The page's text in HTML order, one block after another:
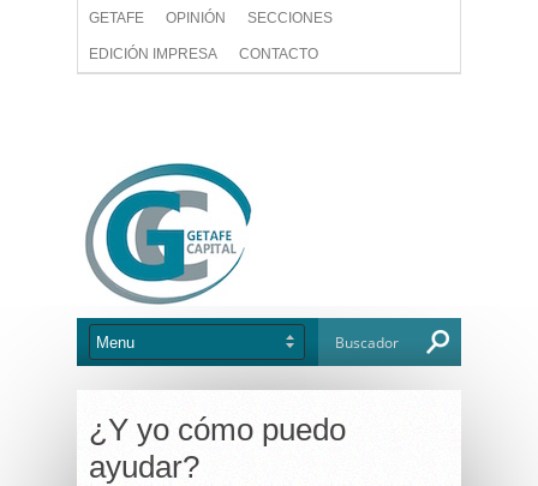
GETAFE OPINIÓN SECCIONES
EDICIÓN IMPRESA CONTACTO
¿Y yo cómo puedo
ayudar?